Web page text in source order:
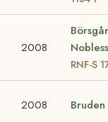
2008
RNF-S
2008 Bruden